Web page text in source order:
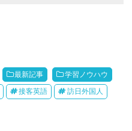
最新記事 学習ノウハウ
接客英語 訪日外国人